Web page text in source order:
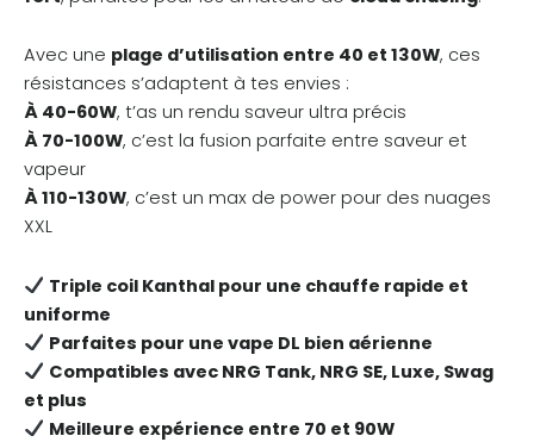
Avec une plage d’utilisation entre 40 et 130W, ces
résistances s’adaptent à tes envies :
À 40-60W, t’as un rendu saveur ultra précis
À 70-100W, c’est la fusion parfaite entre saveur et
vapeur
À 110-130W, c’est un max de power pour des nuages
XXL
Triple coil Kanthal pour une chauffe rapide et
uniforme
Parfaites pour une vape DL bien aérienne
Compatibles avec NRG Tank, NRG SE, Luxe, Swag
et plus
Meilleure expérience entre 70 et 90W